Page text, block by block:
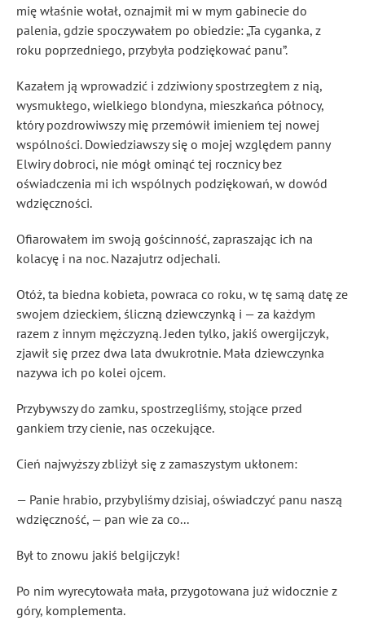
mię właśnie wołał, oznajmił mi w mym gabinecie do
palenia, gdzie spoczywałem po obiedzie: „Ta cyganka, z
roku poprzedniego, przybyła podziękować panu”.
Kazałem ją wprowadzić i zdziwiony spostrzegłem z nią,
wysmukłego, wielkiego blondyna, mieszkańca północy,
który pozdrowiwszy mię przemówił imieniem tej nowej
wspólności. Dowiedziawszy się o mojej względem panny
Elwiry dobroci, nie mógł ominąć tej rocznicy bez
oświadczenia mi ich wspólnych podziękowań, w dowód
wdzięczności.
Ofiarowałem im swoją gościnność, zapraszając ich na
kolacyę i na noc. Nazajutrz odjechali.
Otóż, ta biedna kobieta, powraca co roku, w tę samą datę ze
swojem dzieckiem, śliczną dziewczynką i — za każdym
razem z innym mężczyzną. Jeden tylko, jakiś owergijczyk,
zjawił się przez dwa lata dwukrotnie. Mała dziewczynka
nazywa ich po kolei ojcem.
Przybywszy do zamku, spostrzegliśmy, stojące przed
gankiem trzy cienie, nas oczekujące.
Cień najwyższy zbliżył się z zamaszystym ukłonem:
— Panie hrabio, przybyliśmy dzisiaj, oświadczyć panu naszą
wdzięczność, — pan wie za co...
Był to znowu jakiś belgijczyk!
Po nim wyrecytowała mała, przygotowana już widocznie z
góry, komplementa.